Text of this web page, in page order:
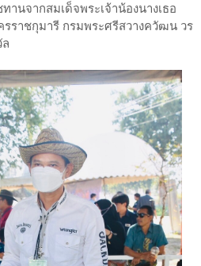
านจากสมเด็จพระเจ้าน้องนางเธอ
ราชกุมารี กรมพระศรีสวางควัฒน วร